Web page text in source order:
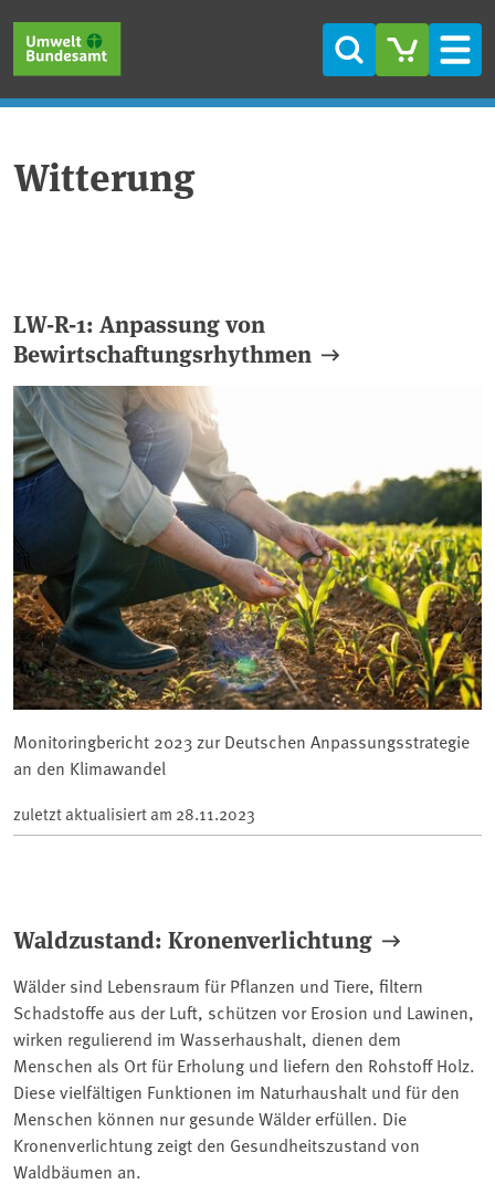
Suche
Witterung
LW-R-1: Anpassung von
Bewirtschaftungsrhythmen
Monitoringbericht 2023 zur Deutschen Anpassungsstrategie
an den Klimawandel
zuletzt aktualisiert am 28.11.2023
Waldzustand: Kronenverlichtung
Wälder sind Lebensraum für Pflanzen und Tiere, filtern
Schadstoffe aus der Luft, schützen vor Erosion und Lawinen,
wirken regulierend im Wasserhaushalt, dienen dem
Menschen als Ort für Erholung und liefern den Rohstoff Holz.
Diese vielfältigen Funktionen im Naturhaushalt und für den
Menschen können nur gesunde Wälder erfüllen. Die
Kronenverlichtung zeigt den Gesundheitszustand von
Waldbäumen an.